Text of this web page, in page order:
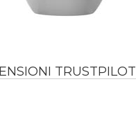
TRUSTPILOT